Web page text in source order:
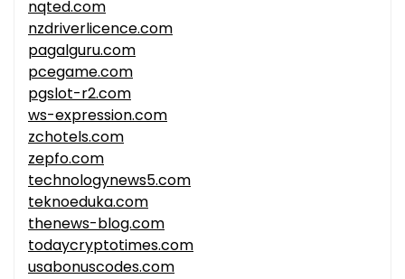
nqted.com
nzdriverlicence.com
pagalguru.com
pcegame.com
pgslot-r2.com
ws-expression.com
zchotels.com
zepfo.com
technologynews5.com
teknoeduka.com
thenews-blog.com
todaycryptotimes.com
usabonuscodes.com